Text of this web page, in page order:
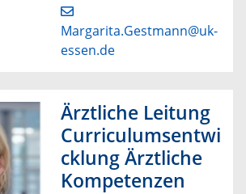
Margarita.Gestmann@uk-
essen.de
Ärztliche Leitung
Curriculumsentwi
cklung Ärztliche
Kompetenzen